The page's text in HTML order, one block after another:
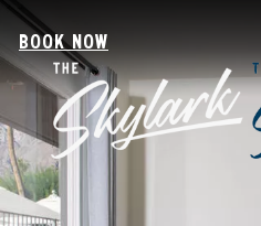
BOOK NOW